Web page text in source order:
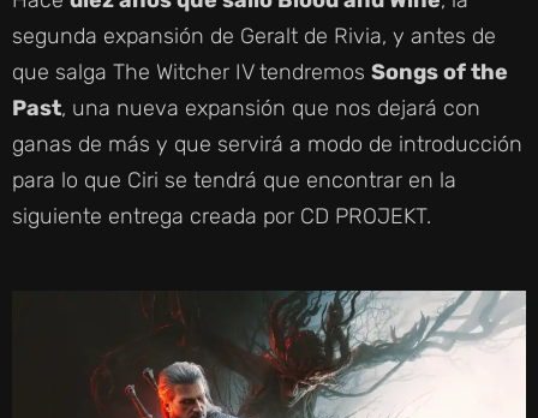
segunda expansión de Geralt de Rivia, y antes de
que salga The Witcher IV tendremos Songs of the
Past, una nueva expansión que nos dejará con
ganas de más y que servirá a modo de introducción
para lo que Ciri se tendrá que encontrar en la
siguiente entrega creada por CD PROJEKT.